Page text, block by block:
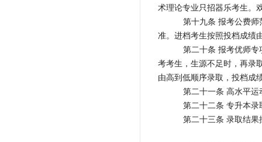
术理论专业只招器乐考生。
第十九条 报考公费
准。进档考生按照投档成绩
第二十条 报考优师
考考生，生源不足时，再录
由高到低顺序录取，投档成
第二十一条 高水平
第二十二条 专升本
第二十三条 录取结